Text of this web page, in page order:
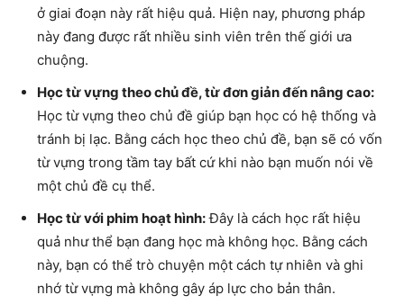
ở giai đoạn này rất hiệu quả. Hiện nay, phương pháp
này đang được rất nhiều sinh viên trên thế giới ưa
chuộng.
Học từ vựng theo chủ đề, từ đơn giản đến nâng cao:
Học từ vựng theo chủ đề giúp bạn học có hệ thống và
tránh bị lạc. Bằng cách học theo chủ đề, bạn sẽ có vốn
từ vựng trong tầm tay bất cứ khi nào bạn muốn nói về
một chủ đề cụ thể.
Học từ với phim hoạt hình:Đây là cách học rất hiệu
quả như thể bạn đang học mà không học. Bằng cách
này, bạn có thể trò chuyện một cách tự nhiên và ghi
nhớ từ vựng mà không gây áp lực cho bản thân.